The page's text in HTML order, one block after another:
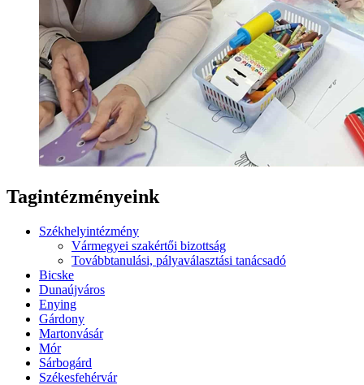
Tagintézményeink
Székhelyintézmény
Vármegyei szakértői bizottság
Továbbtanulási, pályaválasztási tanácsadó
Bicske
Dunaújváros
Enying
Gárdony
Martonvásár
Mór
Sárbogárd
Székesfehérvár